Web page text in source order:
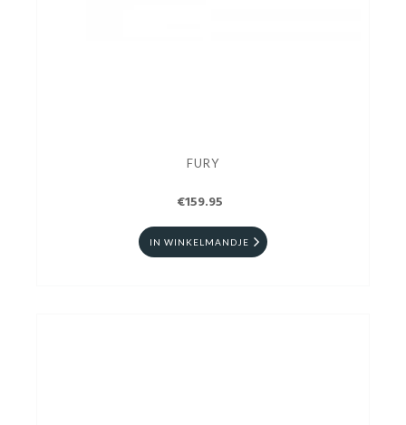
FURY
€159.95
IN WINKELMANDJE